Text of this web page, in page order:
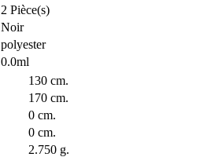
2 Pièce(s)
Noir
polyester
0.0ml
130 cm.
170 cm.
0 cm.
0 cm.
2.750 g.